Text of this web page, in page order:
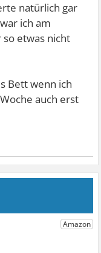
natürlich gar
ich am
so etwas nicht
Bett wenn ich
auch erst